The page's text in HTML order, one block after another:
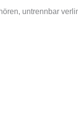
untrennbar